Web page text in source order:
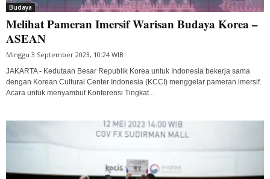
Budaya
Melihat Pameran Imersif Warisan Budaya Korea –
ASEAN
Minggu 3 September 2023, 10:24 WIB
JAKARTA - Kedutaan Besar Republik Korea untuk Indonesia bekerja sama
dengan Korean Cultural Center Indonesia (KCCI) menggelar pameran imersif.
Acara untuk menyambut Konferensi Tingkat...